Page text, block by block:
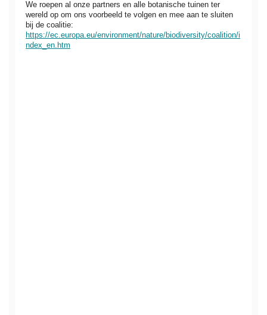
We roepen al onze partners en alle botanische tuinen ter
wereld op om ons voorbeeld te volgen en mee aan te sluiten
bij de coalitie:
https://ec.europa.eu/environment/nature/biodiversity/coalition/i
ndex_en.htm